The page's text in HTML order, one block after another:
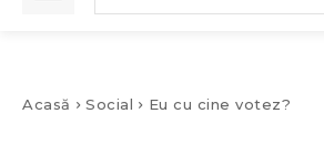
Acasă Social Eu cu cine votez?